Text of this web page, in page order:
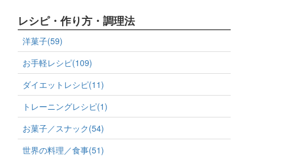
レシピ・作り方・調理法
洋菓子(59)
お手軽レシピ(109)
ダイエットレシピ(11)
トレーニングレシピ(1)
お菓子／スナック(54)
世界の料理／食事(51)